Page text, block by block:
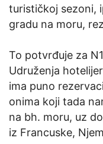
turističkoj sezoni,
gradu na moru,
To potvrđuje za
Udruženja
ima puno
onima koji tada
na bh. moru, uz
iz Francuske,